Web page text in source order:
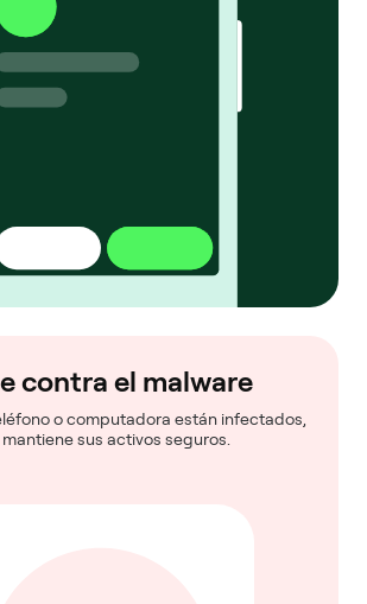
contra el malware
o computadora están infectados,
sus activos seguros.